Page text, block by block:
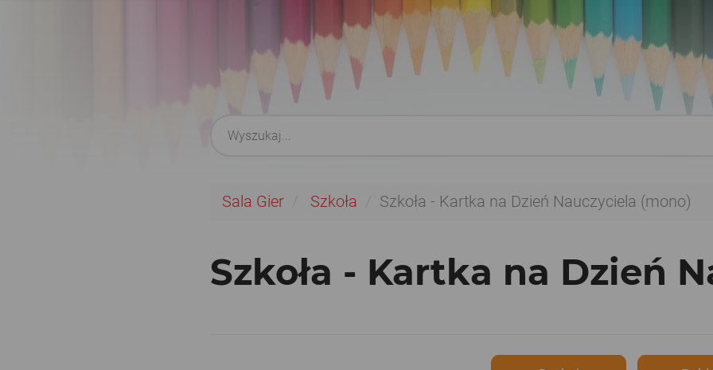
Sala Gier Szkoła Szkoła - Kartka na Dzień Nauczyciela (mono)
Szkoła - Kartka na Dzień